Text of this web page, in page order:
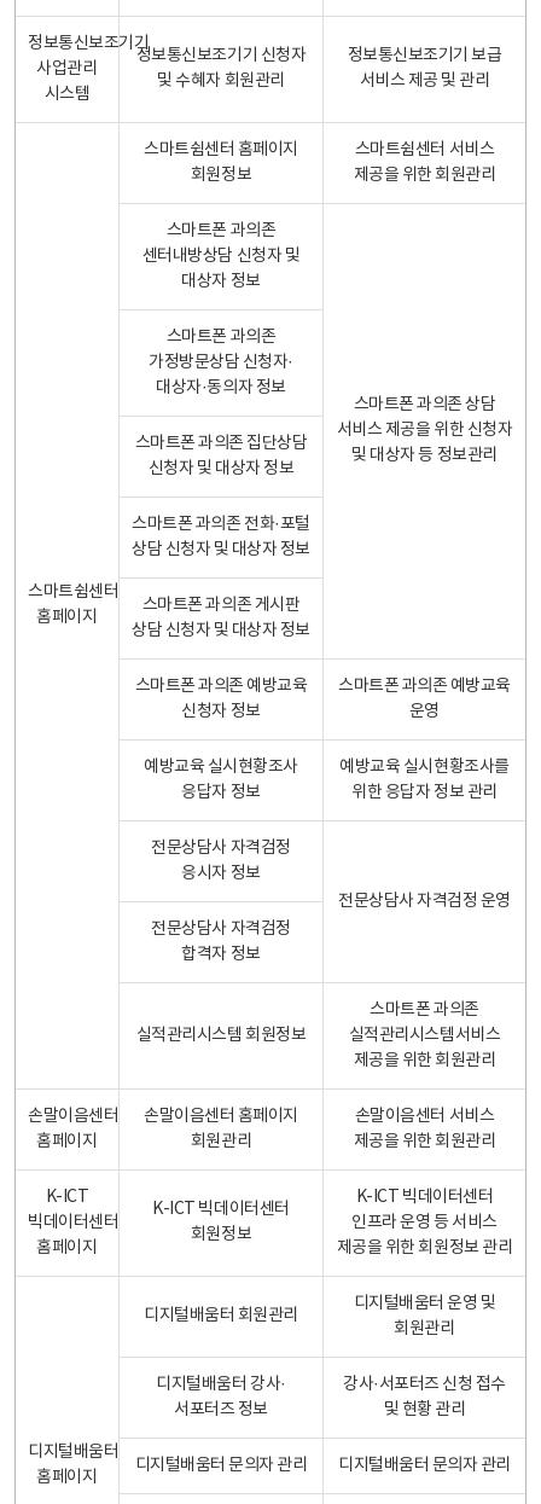
정보통신보조기기
사업관리
시스템
정보통신보조기기 신청자
및 수혜자 회원관리
정보통신보조기기 보급
서비스 제공 및 관리
스마트쉼센터
홈페이지
스마트쉼센터 홈페이지
회원정보
스마트쉼센터 서비스
제공을 위한 회원관리
스마트폰 과의존
센터내방상담 신청자 및
대상자 정보
스마트폰 과의존 상담
서비스 제공을 위한 신청자
및 대상자 등 정보관리
스마트폰 과의존
가정방문상담 신청자·
대상자·동의자 정보
스마트폰 과의존 집단상담
신청자 및 대상자 정보
스마트폰 과의존 전화·포털
상담 신청자 및 대상자 정보
스마트폰 과의존 게시판
상담 신청자 및 대상자 정보
스마트폰 과의존 예방교육
신청자 정보
스마트폰 과의존 예방교육
운영
예방교육 실시현황조사
응답자 정보
예방교육 실시현황조사를
위한 응답자 정보 관리
전문상담사 자격검정
응시자 정보
전문상담사 자격검정 운영
전문상담사 자격검정
합격자 정보
실적관리시스템 회원정보
스마트폰 과의존
실적관리시스템서비스
제공을 위한 회원관리
손말이음센터
홈페이지
손말이음센터 홈페이지
회원관리
손말이음센터 서비스
제공을 위한 회원관리
K-ICT
빅데이터센터
홈페이지
K-ICT 빅데이터센터
회원정보
K-ICT 빅데이터센터
인프라 운영 등 서비스
제공을 위한 회원정보 관리
디지털배움터
홈페이지
디지털배움터 회원관리
디지털배움터 운영 및
회원관리
디지털배움터 강사·
서포터즈 정보
강사·서포터즈 신청 접수
및 현황 관리
디지털배움터 문의자 관리 디지털배움터 문의자 관리